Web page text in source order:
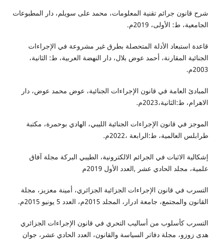
شرح قانون جرائم تقنية المعلومات، محمد على سويلم، دار المطبوعات
الجامعية، ط: الأولى، 2019م.
قاعدة استبعاد الأدلة المتحصلة بطرق غير مشروعة في الإجراءات
الجنائية المقارنة، أحمد عوض بلال، دار النهضة العربية، ط: الثانية،
2003م.
المبادئ العامة في قانون الإجراءات الجنائية، عوض محمد عوض، دار
الاهرام، ط:الثانية،2023م.
الموجز في قانون الإجراءات الجنائية الليبي، الهادي بوحمرة، مكتبة
طرابلس العالمية، ط:الرابعة ،2022م.
إشكالية الاثبات في الجرائم الالكترونية، الطيبي البركة مجلة آفاق
علمية، مجلد الحادي عشر ,العدد الأول 2019م
التسرب في قانون الإجراءات الجزائية الجزائري، أمينة معزيز، مجلة
القانون والمجتمع، جامعة ادرار، المجلد 2015م، العدد 5 يونيو 2015م.
التسرب كأسلوب من أساليب التحري في قانون الإجراءات الجزائري
هدى زوزو، مجلة دفاتر السياسة والقانون، العدد الحادي عشر، جوان